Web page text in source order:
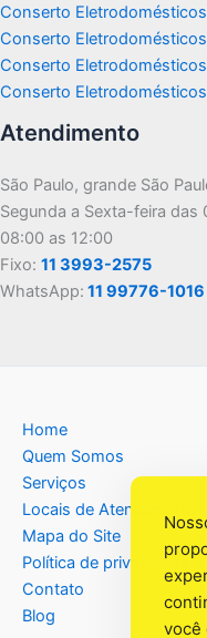
Conserto
Conserto
Conserto
Conserto
Atendimento
São Paulo, grande São
Segunda a Sexta-feira
08:00 as 12:00
Fixo: 11 3993-2575
WhatsApp: 11 99776-1016
Home
Quem Somos
Serviços
Locais de Atendimento
Mapa do Site
Política de privacidade
Contato
Blog
você